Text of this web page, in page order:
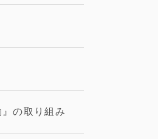
の取り組み